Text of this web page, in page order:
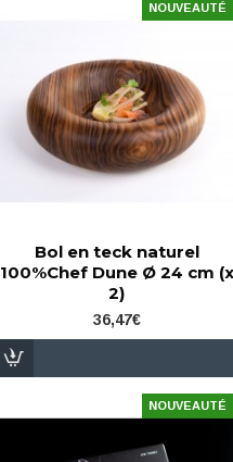
NOUVEAUTÉ
Bol en teck naturel
100%Chef Dune Ø 24 cm (x
2)
36,47€
NOUVEAUTÉ